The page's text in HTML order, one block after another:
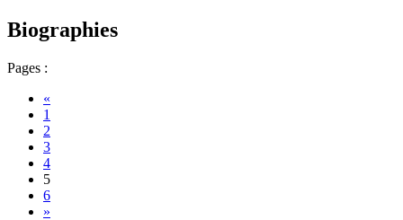
Biographies
Pages :
«
1
2
3
4
5
6
»